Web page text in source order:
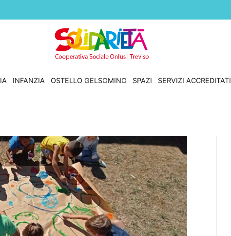
Solidarietà Treviso
Cooperativa Sociale Onlus
INFANZIA OSTELLO GELSOMINO SPAZI SERVIZI ACCREDITATI